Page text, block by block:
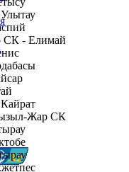
- Елимай
Жар СК
о мероприятии
старый сайт